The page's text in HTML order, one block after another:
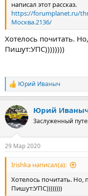
написал этот рассказ.
https://forumplanet.ru/
Москва.2136/
Хотелось почитать.
Пишут:УПС))))))))
Р
е
к
ц
и
Юрий Иваныч
Юрий
Заслуженный
29 Мар 2020
Irishka написал(а):
Хотелось почитать. Но,
Пишут:УПС))))))))